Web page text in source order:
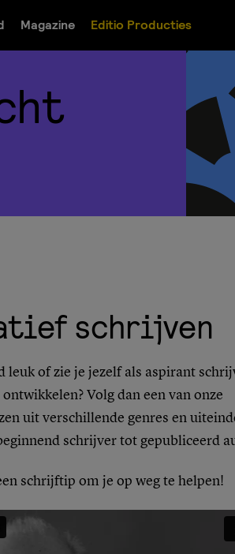
Magazine Editio Producties
schrijven
of zie je jezelf als aspirant
Volg dan een van onze
uit verschillende genres en
schrijver tot gepubliceerd
schrijftip om je op weg te helpen!